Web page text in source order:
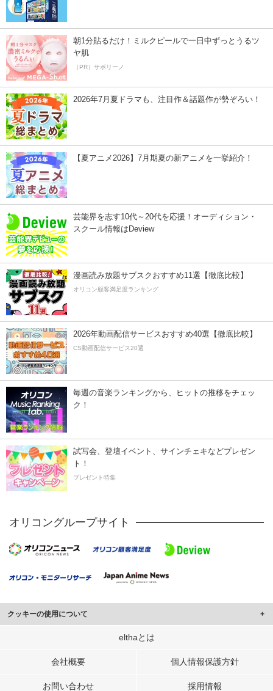
朝1分貼るだけ！ミルクピールで一日中ずっとうるツ
ヤ肌
（PR）サボリーノ
2026年7月夏ドラマも、注目作＆話題作が勢ぞろい！
【夏アニメ2026】7月期夏の新アニメを一挙紹介！
芸能界を志す10代～20代を応援！オーディション・
スクール情報はDeview
漫画読み放題サブスクおすすめ11選【徹底比較】
オリコン顧客満足度ランキング
2026年動画配信サービスおすすめ40選【徹底比較】
CS動画配信サービス20選
毎週の音楽ランキングから、ヒットの推移をチェッ
ク！
試写会、登壇イベント、サインチェキなどプレゼン
ト！
プレゼント特集
オリコングループサイト
クッキーの使用について
このサイトでは Cookie を使用して、ユーザーに合わせたコンテンツや広告の
行っています。
メディアや広告配信、データ解析の各パートナーに提供しています。
elthaとは
会社概要 個人情報保護方針
お問い合わせ 採用情報